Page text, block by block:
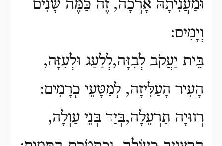
וּמַעֲנִיתָהּ אָרְכָה, זֶה כַּמֶּה שָׁנִים
וְיָמִים:
בֵּית יַעֲקֹב לְבִזָּה,לְלַעַג וּלְעִזָּה,
הָעִיר הָעַלִּיזָה, לְמַטָּעֵי כְרָמִים:
רְווּיָה תַרְעֵלָה,בְּיַד בְּנֵי עַוְלָה,